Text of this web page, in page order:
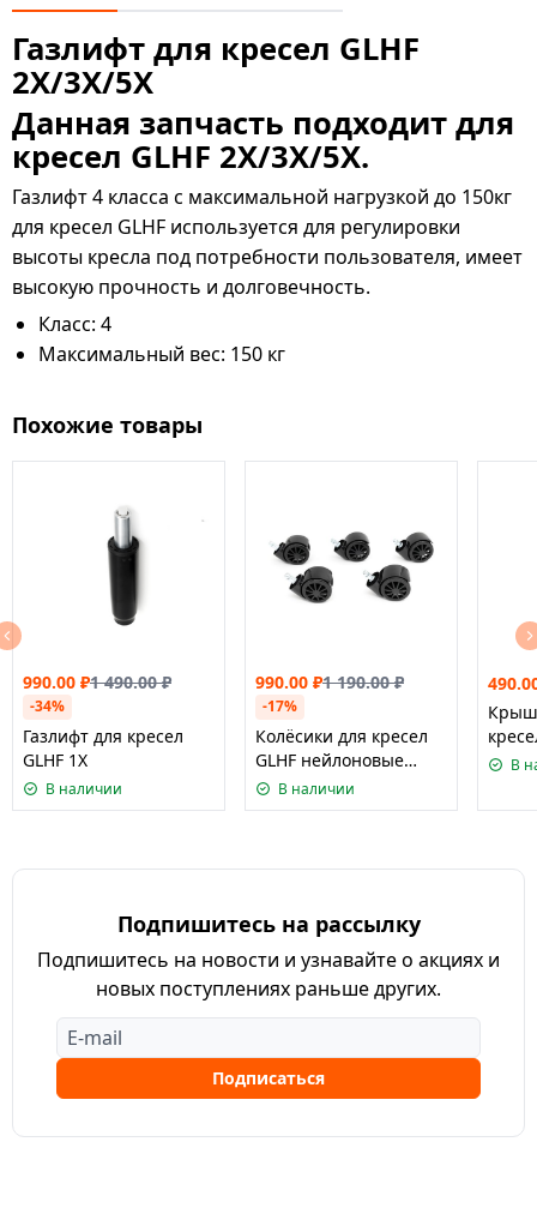
Газлифт для кресел GLHF
2X/3X/5X
Данная запчасть подходит для
кресел GLHF 2X/3X/5X.
Газлифт 4 класса с максимальной нагрузкой до 150кг
для кресел GLHF используется для регулировки
высоты кресла под потребности пользователя, имеет
высокую прочность и долговечность.
Класс: 4
Максимальный вес: 150 кг
Похожие товары
990.00 ₽1 490.00₽
-34%
Газлифт для кресел
GLHF 1X
В наличии
990.00 ₽1 190.00₽
-17%
Колёсики для кресел
GLHF нейлоновые
чёрные 60 мм (5 шт)
В наличии
1X/В
Подпишитесь на рассылку
Подпишитесь на новости и узнавайте о акциях и
новых поступлениях раньше других.
Подписаться